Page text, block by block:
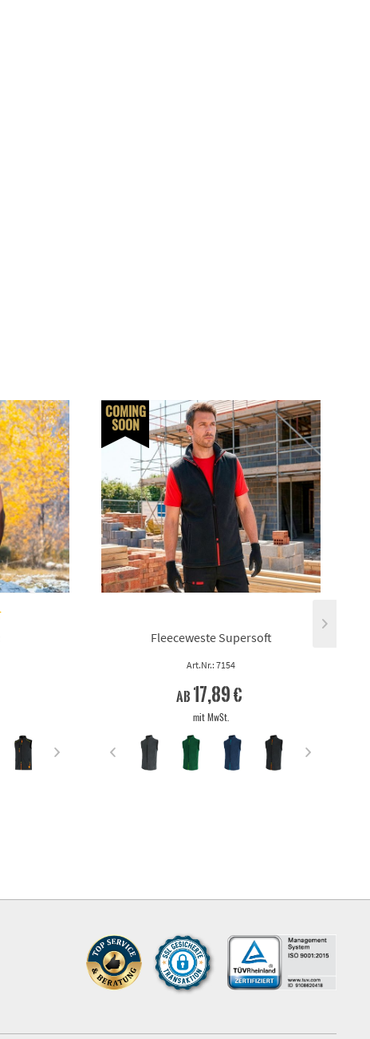
COMING
SOON
Fleeceweste Supersoft
Art.Nr.: 7154
ab 17,89 €
mit MwSt.